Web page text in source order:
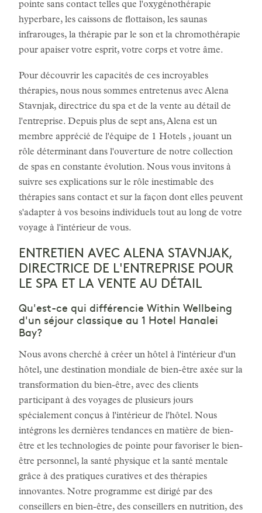
pointe sans contact telles que l'oxygénothérapie
hyperbare, les caissons de flottaison, les saunas
infrarouges, la thérapie par le son et la chromothérapie
pour apaiser votre esprit, votre corps et votre âme.
Pour découvrir les capacités de ces incroyables
thérapies, nous nous sommes entretenus avec Alena
Stavnjak, directrice du spa et de la vente au détail de
l'entreprise. Depuis plus de sept ans, Alena est un
membre apprécié de l'équipe de 1 Hotels , jouant un
rôle déterminant dans l'ouverture de notre collection
de spas en constante évolution. Nous vous invitons à
suivre ses explications sur le rôle inestimable des
thérapies sans contact et sur la façon dont elles peuvent
s'adapter à vos besoins individuels tout au long de votre
voyage à l'intérieur de vous.
ENTRETIEN AVEC ALENA STAVNJAK,
DIRECTRICE DE L'ENTREPRISE POUR
LE SPA ET LA VENTE AU DÉTAIL
Qu'est-ce qui différencie Within Wellbeing
d'un séjour classique au 1 Hotel Hanalei
Bay?
Nous avons cherché à créer un hôtel à l'intérieur d'un
hôtel, une destination mondiale de bien-être axée sur la
transformation du bien-être, avec des clients
participant à des voyages de plusieurs jours
spécialement conçus à l'intérieur de l'hôtel. Nous
intégrons les dernières tendances en matière de bien-
être et les technologies de pointe pour favoriser le bien-
être personnel, la santé physique et la santé mentale
grâce à des pratiques curatives et des thérapies
innovantes. Notre programme est dirigé par des
conseillers en bien-être, des conseillers en nutrition, des